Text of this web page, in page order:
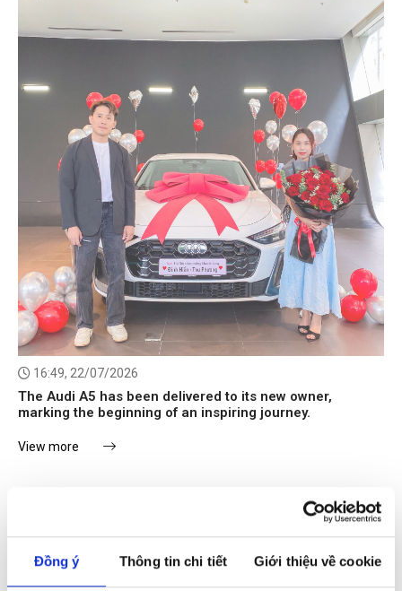
Đồng ý Thông tin chi tiết Giới thiệu về cookie
16:49, 22/07/2026
The Audi A5 has been delivered to its new owner,
marking the beginning of an inspiring journey.
View more